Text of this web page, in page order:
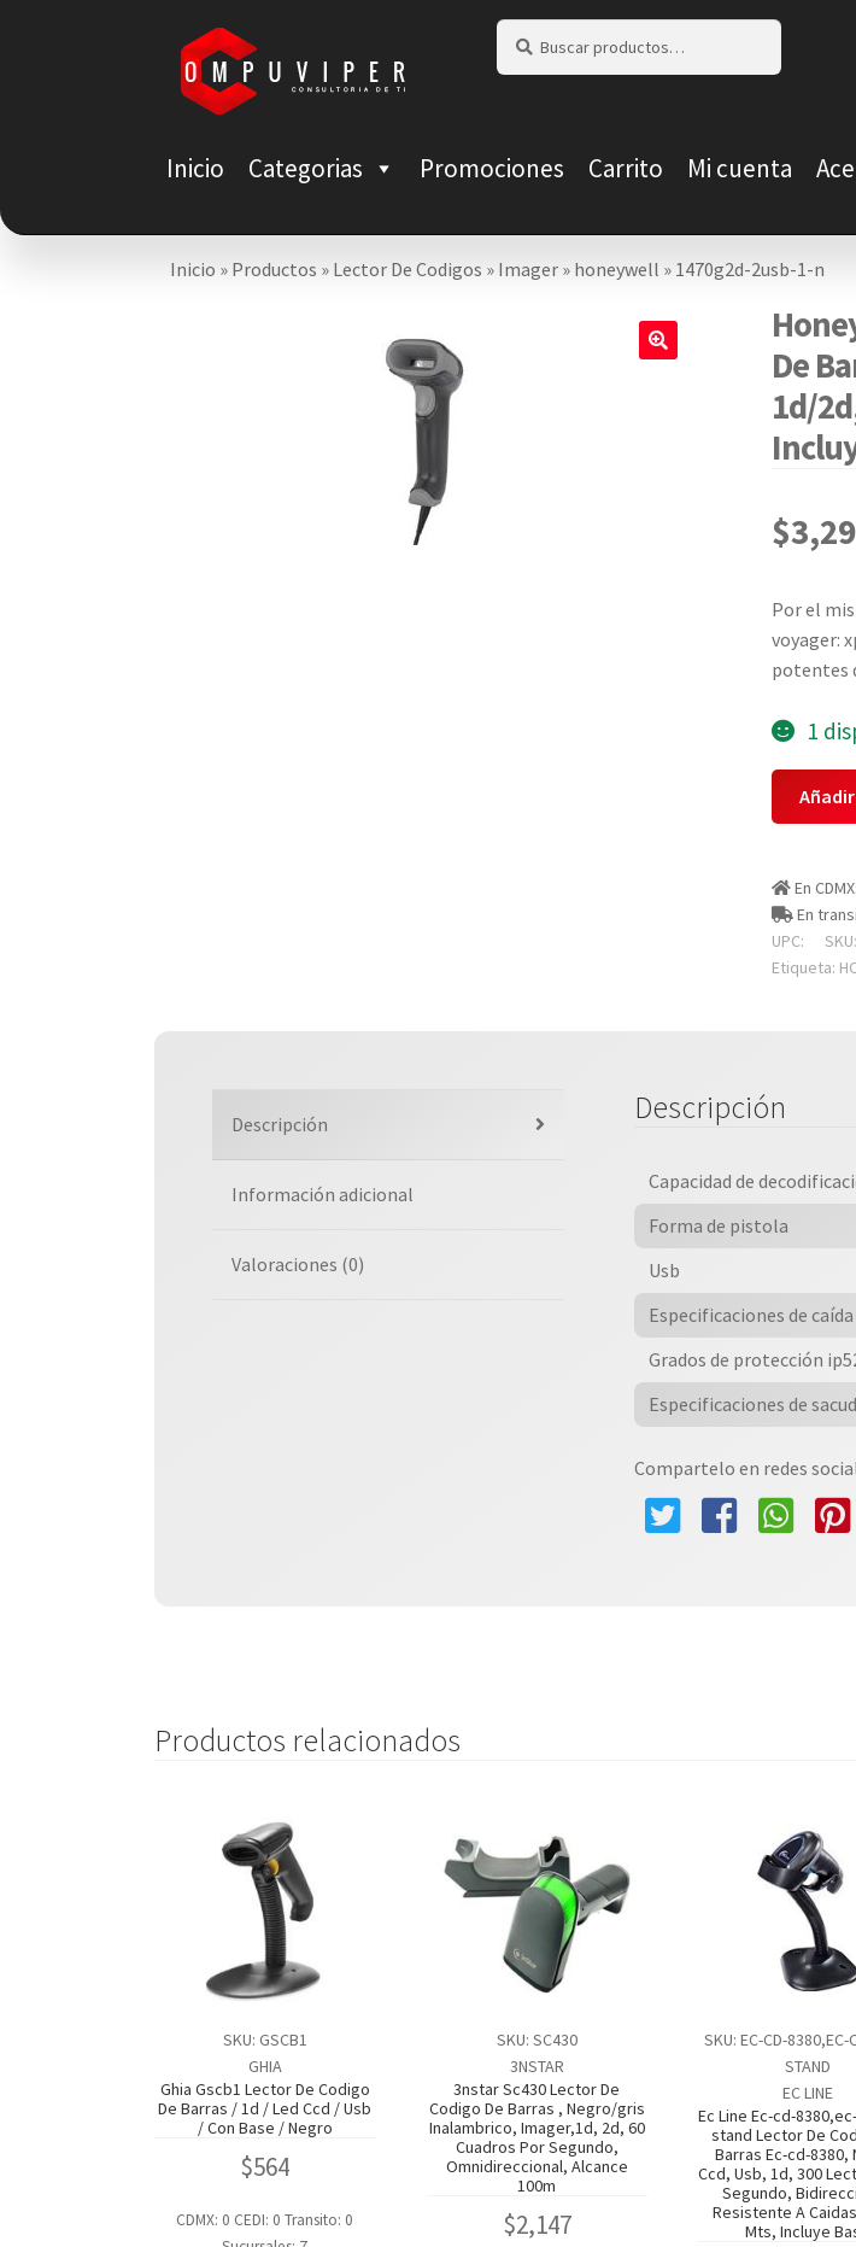
Saltar
navegación
contenido
Buscar
por:
Buscar
Inicio Categorias Promociones Carrito Mi cuenta
Inicio » Productos » Lector De Codigos » Imager» honeywell » 1470g2d-2usb-1-n
De
1d/
$
Por el
voyager:
potentes
1
1470g2d-
1-
n
Lector
De
,
250
Imager
Negro,100
Lecturas
Segundo,
Base
cantidad
En
En
UPC:
SKU:
Etiqueta:
Descripción
Información adicional
Valoraciones (0)
Descripción
Capacidad de
Forma de pistola
Usb
Especificaciones de
Grados de protección
Especificaciones de
Compartelo en redes
Productos relacionados
SKU: GSCB1
GHIA
Ghia Gscb1 Lector De Codigo
De Barras / 1d / Led Ccd / Usb
/ Con Base / Negro
$564
CDMX: 0 CEDI: 0Transito: 0
SKU: SC430
3NSTAR
3nstar Sc430 Lector De
Codigo De Barras , Negro/gris
Inalambrico, Imager,1d, 2d, 60
Cuadros Por Segundo,
Omnidireccional, Alcance
100m
$2,147
SKU: EC-CD-8380,EC-
STAND
EC LINE
Ec Line Ec-cd-
stand Lector De
Barras Ec-cd-8380,
Ccd, Usb, 1d, 300
Segundo,
Resistente A
Mts, Incluye